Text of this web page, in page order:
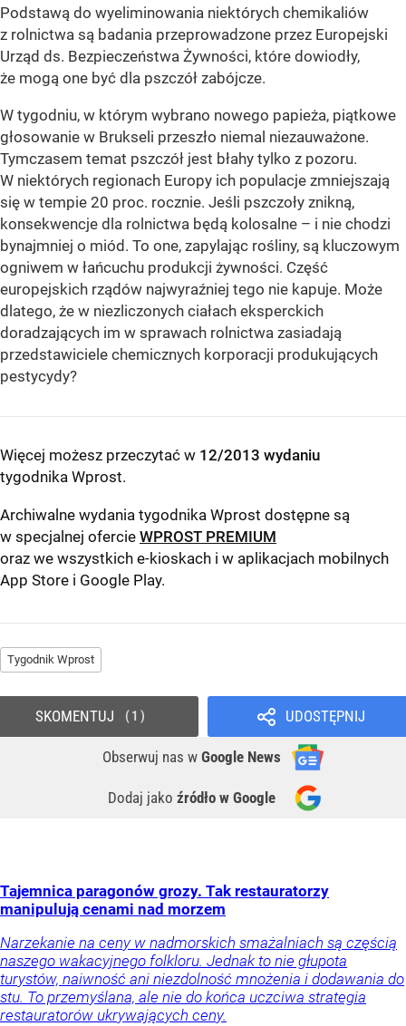
Podstawą do wyeliminowania niektórych chemikaliów
z rolnictwa są badania przeprowadzone przez Europejski
Urząd ds. Bezpieczeństwa Żywności, które dowiodły,
że mogą one być dla pszczół zabójcze.
W tygodniu, w którym wybrano nowego papieża, piątkowe
głosowanie w Brukseli przeszło niemal niezauważone.
Tymczasem temat pszczół jest błahy tylko z pozoru.
W niektórych regionach Europy ich populacje zmniejszają
się w tempie 20 proc. rocznie. Jeśli pszczoły znikną,
konsekwencje dla rolnictwa będą kolosalne – i nie chodzi
bynajmniej o miód. To one, zapylając rośliny, są kluczowym
ogniwem w łańcuchu produkcji żywności. Część
europejskich rządów najwyraźniej tego nie kapuje. Może
dlatego, że w niezliczonych ciałach eksperckich
doradzających im w sprawach rolnictwa zasiadają
przedstawiciele chemicznych korporacji produkujących
pestycydy?
Więcej możesz przeczytać w 12/2013 wydaniu
tygodnika Wprost.
Archiwalne wydania tygodnika Wprost dostępne są
w specjalnej ofercie WPROST PREMIUM
oraz we wszystkich e-kioskach i w aplikacjach mobilnych
App Store i Google Play.
Tygodnik Wprost
UDOSTĘPNIJ
Obserwuj nas w Google News
Dodaj jako źródło w Google
SKOMENTUJ 1
Tajemnica paragonów grozy. Tak restauratorzy
manipulują cenami nad morzem
Narzekanie na ceny w nadmorskich smażalniach są częścią
naszego wakacyjnego folkloru. Jednak to nie głupota
turystów, naiwność ani niezdolność mnożenia i dodawania do
stu. To przemyślana, ale nie do końca uczciwa strategia
restauratorów ukrywających ceny.